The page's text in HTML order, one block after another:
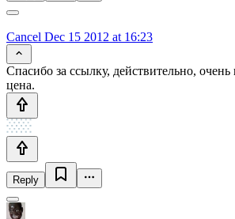
Cancel Dec 15 2012 at 16:23
Спасибо за ссылку, действительно, очень
цена.
Reply